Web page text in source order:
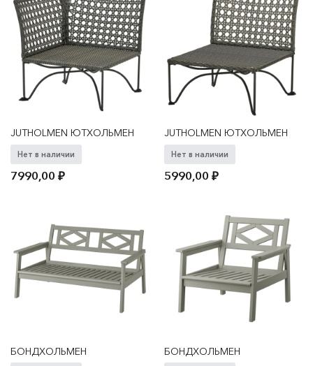
JUTHOLMEN ЮТХОЛЬМЕН
Нет в наличии
7990,00₽
JUTHOLMEN ЮТХОЛЬМЕН
Нет в наличии
5990,00₽
БОНДХОЛЬМЕН БОНДХОЛЬМЕН